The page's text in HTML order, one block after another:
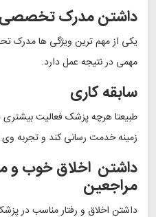
داشتن مدرک تخصصی
یکی از مهم ترین ویژگی ها
مهمی در نتیجه عمل دارد.
سابقه کاری
طبیعتا هرچه پزشک فعالیت بیشتری
زمینه خدمت رسانی کند و تجربه
داشتن اخلاق خوب و
مراجعین
داشتن اخلاق و رفتار مناسب در